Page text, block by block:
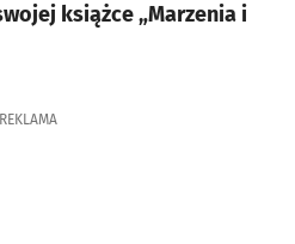
książce „Marzenia i
REKLAMA